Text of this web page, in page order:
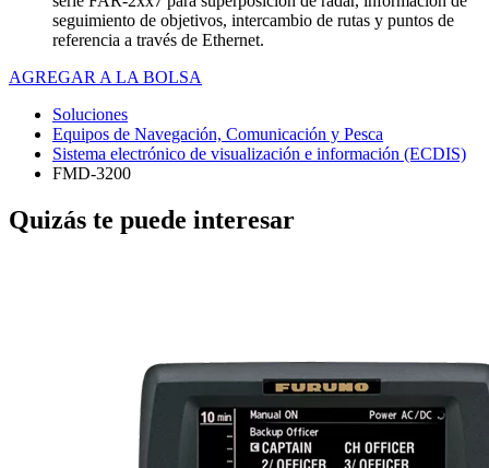
seguimiento de objetivos, intercambio de rutas y puntos de
referencia a través de Ethernet.
AGREGAR A LA BOLSA
Soluciones
Equipos de Navegación, Comunicación y Pesca
Sistema electrónico de visualización e información (ECDIS)
FMD-3200
Quizás te puede interesar